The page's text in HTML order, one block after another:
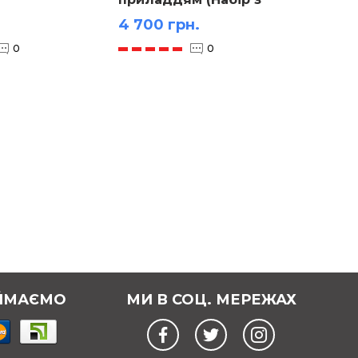
0
оптики настільний)
4 700 грн.
0
МИ В СОЦ. МЕРЕЖАХ